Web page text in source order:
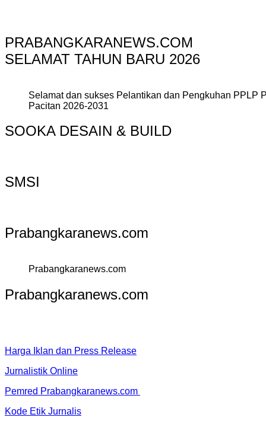
PRABANGKARANEWS.COM
SELAMAT TAHUN BARU 2026
Selamat dan sukses Pelantikan dan Pengkuhan PPLP
Pacitan 2026-2031
SOOKA DESAIN & BUILD
SMSI
Prabangkaranews.com
Prabangkaranews.com
Prabangkaranews.com
Harga Iklan dan Press Release
Jurnalistik Online
Pemred Prabangkaranews.com
Kode Etik Jurnalis